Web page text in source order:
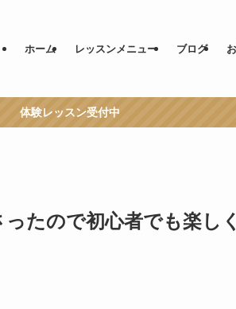
ホーム レッスンメニュー ブログ
体験レッスン受付中
たので初心者でも楽し